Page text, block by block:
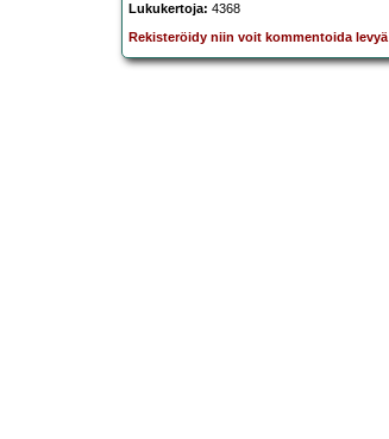
Lukukertoja: 4368
Rekisteröidy niin voit kommentoida levyä